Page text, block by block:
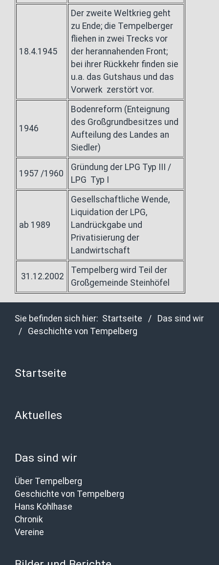
18.4.1945
Der zweite Weltkrieg geht
zu Ende; die Tempelberger
fliehen in zwei Trecks vor
der herannahenden Front;
bei ihrer Rückkehr finden sie
u.a. das Gutshaus und das
Vorwerk zerstört vor.
1946
Bodenreform (Enteignung
des Großgrundbesitzes und
Aufteilung des Landes an
Siedler)
1957 /1960
Gründung der LPG Typ III /
LPG Typ I
ab 1989
Gesellschaftliche Wende,
Liquidation der LPG,
Landrückgabe und
Privatisierung der
Landwirtschaft
31.12.2002
Tempelberg wird Teil der
Großgemeinde Steinhöfel
Sie befinden sich hier: Startseite /
Das sind wir
/
Geschichte von Tempelberg
Startseite
Aktuelles
Das sind wir
Über Tempelberg
Geschichte von Tempelberg
Hans Kohlhase
Chronik
Vereine